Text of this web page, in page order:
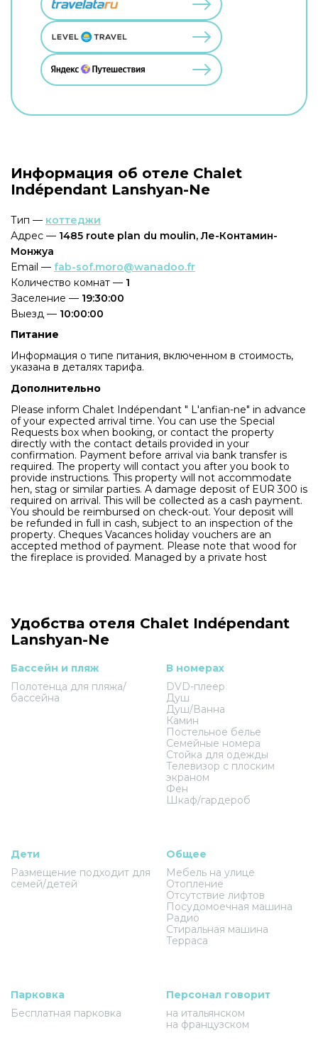
Информация об отеле Chalet
Indépendant Lanshyan-Ne
Тип — коттеджи
Адрес — 1485 route plan du moulin, Ле-Контамин-
Монжуа
Email — fab-sof.moro@wanadoo.fr
Количество комнат — 1
Заселение — 19:30:00
Выезд — 10:00:00
Питание
Информация о типе питания, включенном в стоимость,
указана в деталях тарифа.
Дополнительно
Please inform Chalet Indépendant " L'anfian-ne" in advance
of your expected arrival time. You can use the Special
Requests box when booking, or contact the property
directly with the contact details provided in your
confirmation. Payment before arrival via bank transfer is
required. The property will contact you after you book to
provide instructions. This property will not accommodate
hen, stag or similar parties. A damage deposit of EUR 300 is
required on arrival. This will be collected as a cash payment.
You should be reimbursed on check-out. Your deposit will
be refunded in full in cash, subject to an inspection of the
property. Cheques Vacances holiday vouchers are an
accepted method of payment. Please note that wood for
the fireplace is provided. Managed by a private host
Удобства отеля Chalet Indépendant
Lanshyan-Ne
Бассейн и пляж
Полотенца для пляжа/
бассейна
В номерах
DVD-плеер
Душ
Душ/Ванна
Камин
Постельное белье
Семейные номера
Стойка для одежды
Телевизор с плоским
экраном
Фен
Шкаф/гардероб
Дети
Размещение подходит для
семей/детей
Общее
Мебель на улице
Отопление
Отсутствие лифтов
Посудомоечная машина
Радио
Стиральная машина
Терраса
Парковка
Бесплатная парковка
Персонал говорит
на итальянском
на французском